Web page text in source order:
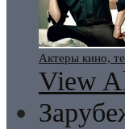
Актеры кино,
View